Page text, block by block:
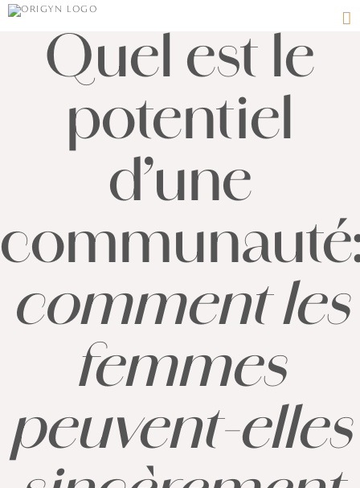
Passer
Quel est le
potentiel
d’une
comment les
femmes
peuvent-elles